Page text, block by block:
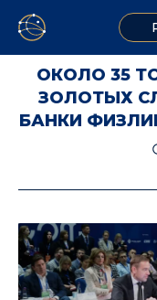
ОКОЛО 35
ЗОЛОТЫХ
БАНКИ